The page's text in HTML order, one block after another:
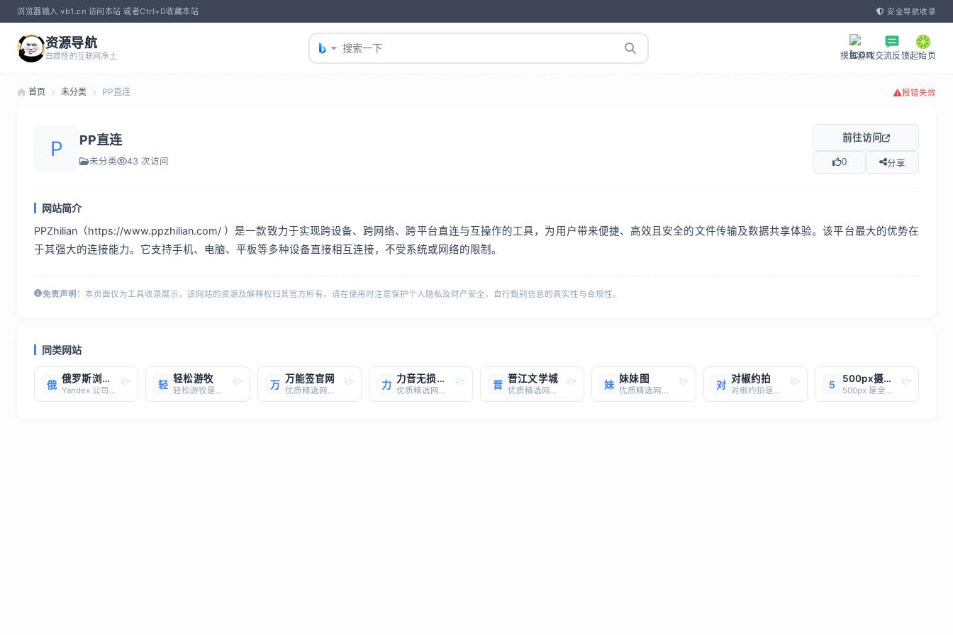
浏览器输入 vb1.cn 访问本站 或者Ctrl+D收藏本站 安全导航收录
资源导航
白嫖怪的互联网净土 摸鱼游戏交流反馈起始页
首页 未分类 PP直连 报错失效
P PP直连
未分类 43 次访问
前往访问
0 分享
网站简介
PPZhilian（https://www.ppzhilian.com/ ）是一款致力于实现跨设备、跨网络、跨平台直连与互操作的工具，为用户带来便捷、高效且安全的文件传输及数据共享体验。该平台最大的优势在
于其强大的连接能力。它支持手机、电脑、平板等多种设备直接相互连接，不受系统或网络的限制。
免责声明： 本页面仅为工具收录展示，该网站的资源及解释权归其官方所有。请在使用时注意保护个人隐私及财产安全，自行甄别信息的真实性与合规性。
同类网站
俄 俄罗斯浏览器
Yandex 公司简介Yandex 是一家以机器学习为动力的科技公司，致力于开发智能产品和服务，帮助消费者和企业更好地探索线上与线下世界。 自 1997 年以来，提供世界一流且贴合本地需求的搜索和信息服务 开发了市场领先的按需出行服务、导航产品及各类移动应用 在全球设有 1
轻 轻松游牧
轻松游牧是一个专门为远程工作者打造的招聘信息聚合平台，汇集了多个知名论坛和社交媒体上的远程工作机会，如电鸭、V2EX、Hacker News、LinkedIn等。平台提供的远程工作岗位类型丰富，涵盖了全职和兼职，所有职位均支持国内远程办公。无论是技术开发、设计、产品管理，还是市场营销等领域的工作，都
万 万能签官网
优质精选网站，一键直达
力 力音无损下载
优质精选网站，一键直达
晋 晋江文学城
优质精选网站，一键直达
妹 妹妹图
优质精选网站，一键直达
对 对椒约拍
对椒约拍是一个模特、演员、摄影师、歌手、导演、主播等明星艺人的约拍平台。对椒约拍当前主要有五大核心功能：在线约拍明星艺人、优秀作品展示、商家需求发布、艺人服务发布、摄影器材租赁等。对椒约拍官网：https://www.sgkji.com/
5 500px摄影社区
500px 是全球知名的专业摄影社区，2018 年进入中国市场后，打造 “社区交流 + 商业变现” 双核心模式，汇聚全球超 2000 万摄影师，国内注册摄影师超 300 万，以高品质摄影作品、专业摄影交流氛围著称，同时为摄影师提供商用授权、商业拍摄、作品出版等多元变现渠道，是专业摄影师提升行业影响力